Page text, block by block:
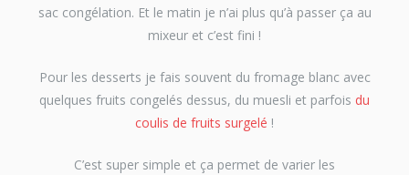
sac congélation. Et le matin je n’ai plus qu’à passer ça au
mixeur et c’est fini !
Pour les desserts je fais souvent du fromage blanc avec
quelques fruits congelés dessus, du muesli et parfois du
coulis de fruits surgelé !
C’est super simple et ça permet de varier les